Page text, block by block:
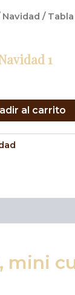
Navidad /
1
al carrito
mini